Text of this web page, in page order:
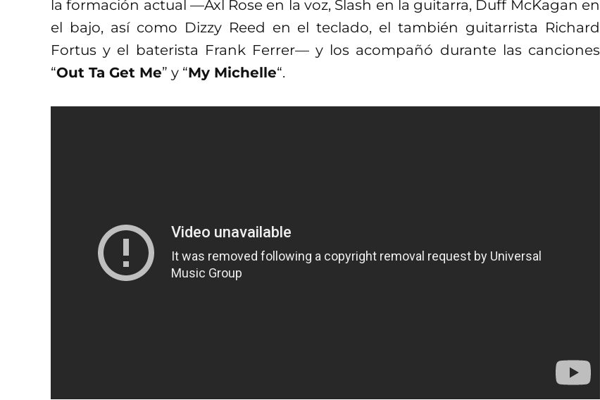
la formación actual —Axl Rose en la voz, Slash en la guitarra, Duff McKagan en
el bajo, así como Dizzy Reed en el teclado, el también guitarrista Richard
Fortus y el baterista Frank Ferrer— y los acompañó durante las canciones
“Out Ta Get Me” y “My Michelle“.